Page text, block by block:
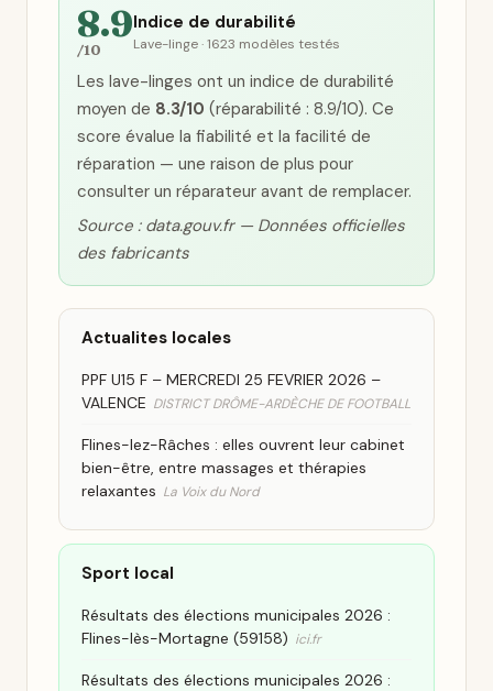
8.9
/10
Indice de durabilité
Lave-linge · 1623 modèles testés
Les lave-linges ont un indice de durabilité
moyen de 8.3/10 (réparabilité : 8.9/10). Ce
score évalue la fiabilité et la facilité de
réparation — une raison de plus pour
consulter un réparateur avant de remplacer.
Source : data.gouv.fr — Données officielles
des fabricants
Actualites locales
PPF U15 F – MERCREDI 25 FEVRIER 2026 –
VALENCE DISTRICT DRÔME-ARDÈCHE DE FOOTBALL
Flines-lez-Râches : elles ouvrent leur cabinet
bien-être, entre massages et thérapies
relaxantes La Voix du Nord
Sport local
Résultats des élections municipales 2026 :
Flines-lès-Mortagne (59158) ici.fr
Résultats des élections municipales 2026 :